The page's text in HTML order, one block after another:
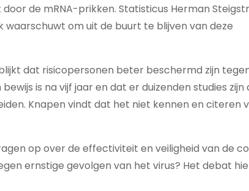
de mRNA-prikken. Statisticus Herman
om uit de buurt te blijven van deze
dat risicopersonen beter beschermd zijn
is na vijf jaar en dat er duizenden studies zijn
Knapen vindt dat het niet kennen en citeren
op over de effectiviteit en veiligheid van de
ernstige gevolgen van het virus? Het debat